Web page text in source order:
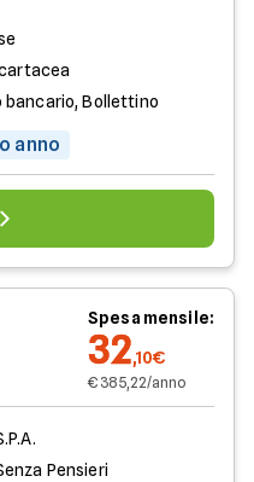
bancario, Bollettino
anno
Spesa mensile:
32,10€
€ 385,22/anno
Pensieri